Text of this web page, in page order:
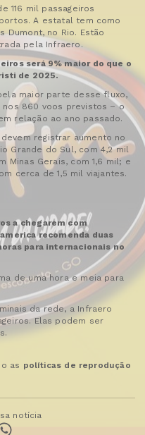
116 mil passageiros
A estatal tem como
Dumont, no Rio. Estão
pela Infraero.
será 9% maior do que o
de 2025.
maior parte desse fluxo,
nos 860 voos previstos – o
relação ao ano passado.
registrar aumento no
Grande do Sul, com 4,2 mil
Minas Gerais, com 1,6 mil; e
cerca de 1,5 mil viajantes.
a chegarem com
recomenda duas
para internacionais no
de uma hora e meia para
da rede, a Infraero
Elas podem ser
as políticas de reprodução
notícia